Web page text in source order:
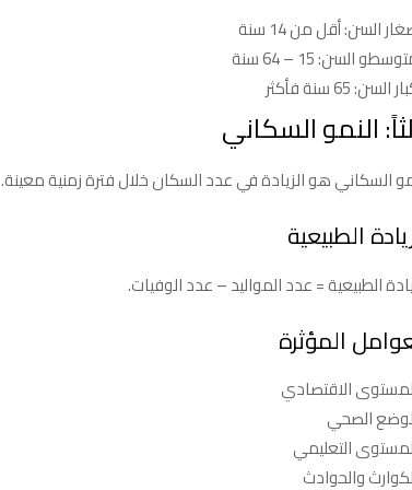
السن: أقل من 14 سنة
السن: 15 – 64 سنة
السن: 65 سنة فأكثر
النمو السكاني
السكاني هو الزيادة في عدد السكان خلال فترة زمنية معينة.
الطبيعية
الطبيعية = عدد المواليد – عدد الوفيات.
المؤثرة
الاقتصادي
الصحي
التعليمي
والحوادث